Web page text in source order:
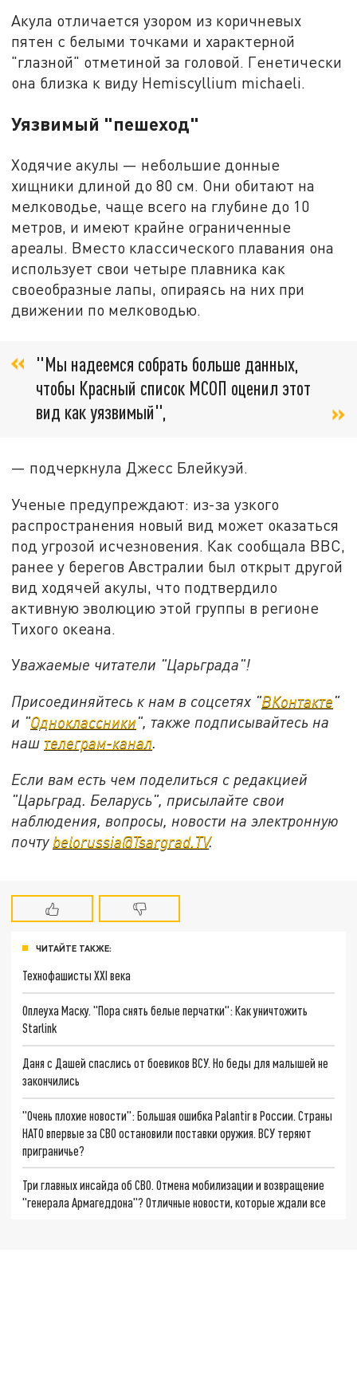
Акула отличается узором из коричневых
пятен с белыми точками и характерной
"глазной" отметиной за головой. Генетически
она близка к виду Hemiscyllium michaeli.
Уязвимый "пешеход"
Ходячие акулы — небольшие донные
хищники длиной до 80 см. Они обитают на
мелководье, чаще всего на глубине до 10
метров, и имеют крайне ограниченные
ареалы. Вместо классического плавания она
использует свои четыре плавника как
своеобразные лапы, опираясь на них при
движении по мелководью.
"Мы надеемся собрать больше данных,
чтобы Красный список МСОП оценил этот
вид как уязвимый",
— подчеркнула Джесс Блейкуэй.
Ученые предупреждают: из-за узкого
распространения новый вид может оказаться
под угрозой исчезновения. Как сообщала BBC,
ранее у берегов Австралии был открыт другой
вид ходячей акулы, что подтвердило
активную эволюцию этой группы в регионе
Тихого океана.
Уважаемые читатели "Царьграда"!
Присоединяйтесь к нам в соцсетях "ВКонтакте"
и "Одноклассники", также подписывайтесь на
наш телеграм-канал.
Если вам есть чем поделиться с редакцией
"Царьград. Беларусь", присылайте свои
наблюдения, вопросы, новости на электронную
почту belorussia@Tsargrad.TV.
ЧИТАЙТЕ ТАКЖЕ:
Технофашисты XXI века
Оплеуха Маску. "Пора снять белые перчатки": Как уничтожить
Starlink
Даня с Дашей спаслись от боевиков ВСУ. Но беды для малышей не
закончились
"Очень плохие новости": Большая ошибка Palantir в России. Страны
НАТО впервые за СВО остановили поставки оружия. ВСУ теряют
приграничье?
Три главных инсайда об СВО. Отмена мобилизации и возвращение
"генерала Армагеддона"? Отличные новости, которые ждали все